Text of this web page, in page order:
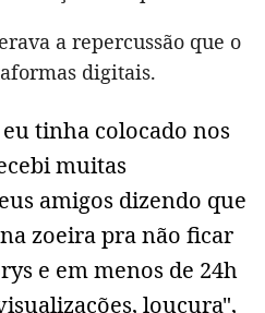
a repercussão que o
digitais.
tinha colocado nos
muitas
amigos dizendo que
zoeira pra não ficar
e em menos de 24h
loucura",